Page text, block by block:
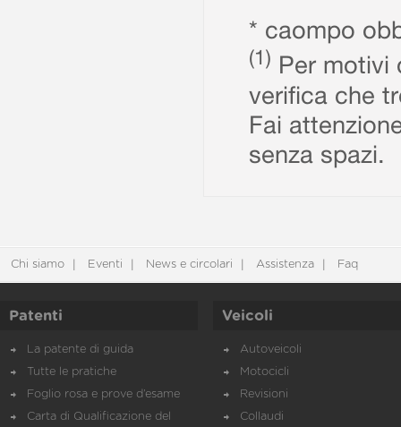
* caompo
(1) Per motivi
verifica che
Fai
senza spazi.
Chi siamo Eventi News e circolari Assistenza Faq
Patenti
La patente di guida
Tutte le pratiche
Foglio rosa e prove d’esame
Carta di Qualificazione del
Veicoli
Autoveicoli
Motocicli
Revisioni
Collaudi